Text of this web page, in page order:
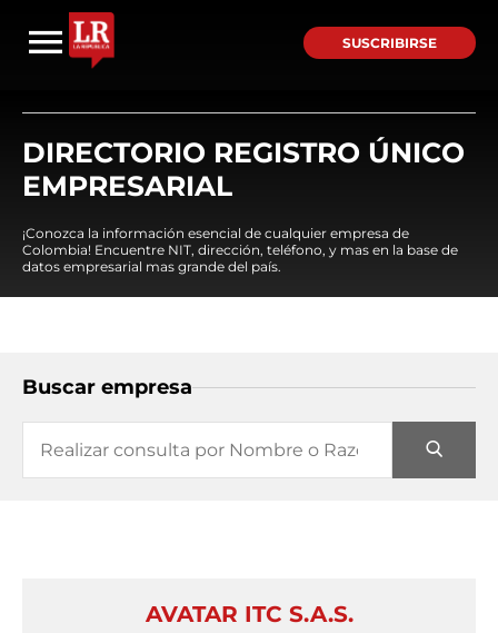
SUSCRIBIRSE
DIRECTORIO REGISTRO ÚNICO
EMPRESARIAL
¡Conozca la información esencial de cualquier empresa de
Colombia! Encuentre NIT, dirección, teléfono, y mas en la base de
datos empresarial mas grande del país.
Buscar empresa
AVATAR ITC S.A.S.